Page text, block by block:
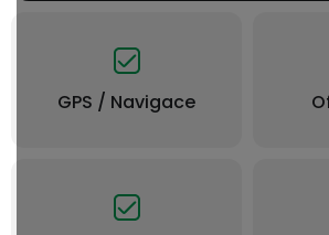
GPS / Navigace